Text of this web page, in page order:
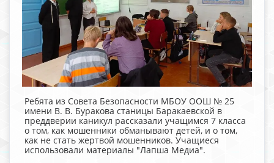
Ребята из Совета Безопасности МБОУ ООШ № 25
имени В. В. Буракова станицы Баракаевской в
преддверии каникул рассказали учащимся 7 класса
о том, как мошенники обманывают детей, и о том,
как не стать жертвой мошенников. Учащиеся
использовали материалы "Лапша Медиа".